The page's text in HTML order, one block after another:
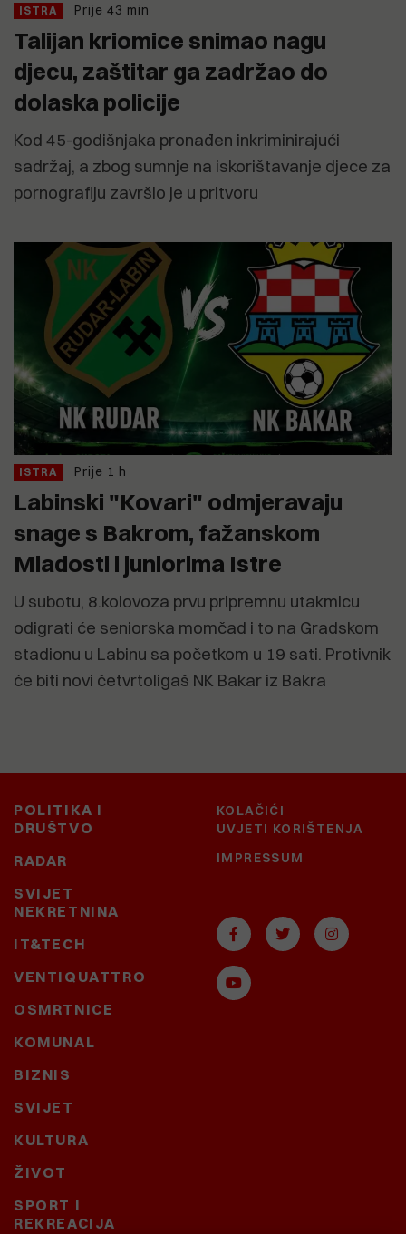
ISTRA Prije 43 min
Talijan kriomice snimao nagu
djecu, zaštitar ga zadržao do
dolaska policije
Kod 45-godišnjaka pronađen inkriminirajući
sadržaj, a zbog sumnje na iskorištavanje djece za
pornografiju završio je u pritvoru
ISTRA Prije 1 h
Labinski "Kovari" odmjeravaju
snage s Bakrom, fažanskom
Mladosti i juniorima Istre
U subotu, 8.kolovoza prvu pripremnu utakmicu
odigrati će seniorska momčad i to na Gradskom
stadionu u Labinu sa početkom u 19 sati. Protivnik
će biti novi četvrtoligaš NK Bakar iz Bakra
POLITIKA I
DRUŠTVO
RADAR
SVIJET
NEKRETNINA
IT&TECH
VENTIQUATTRO
OSMRTNICE
KOMUNAL
BIZNIS
SVIJET
KULTURA
ŽIVOT
SPORT I
REKREACIJA
KOLAČIĆI
UVJETI KORIŠTENJA
IMPRESSUM